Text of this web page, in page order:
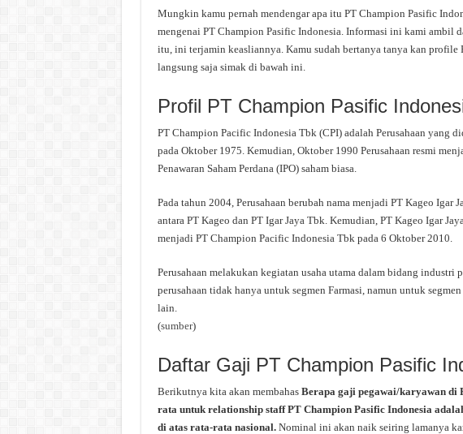
Mungkin kamu pernah mendengar apa itu PT Champion Pasific
mengenai PT Champion Pasific Indonesia. Informasi ini kami ambil
itu, ini terjamin keasliannya. Kamu sudah bertanya tanya kan profile
langsung saja simak di bawah ini.
Profil PT Champion Pasific
PT Champion Pacific Indonesia Tbk (CPI) adalah Perusahaan yang
pada Oktober 1975. Kemudian, Oktober 1990 Perusahaan resmi
Penawaran Saham Perdana (IPO) saham biasa.
Pada tahun 2004, Perusahaan berubah nama menjadi PT Kageo Igar
antara PT Kageo dan PT Igar Jaya Tbk. Kemudian, PT Kageo Igar
menjadi PT Champion Pacific Indonesia Tbk pada 6 Oktober 2010.
Perusahaan melakukan kegiatan usaha utama dalam bidang industri
perusahaan tidak hanya untuk segmen Farmasi, namun untuk
lain.
(sumber)
Daftar Gaji PT Champion Pasific
Berikutnya kita akan membahas Berapa gaji pegawai/karyawan di
rata untuk relationship staff PT Champion Pasific Indonesia
di atas rata-rata nasional. Nominal ini akan naik seiring lamanya